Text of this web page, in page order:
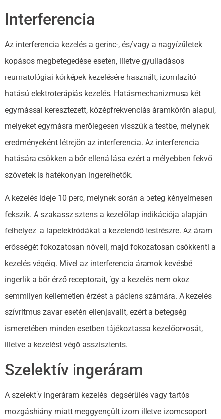
Interferencia
Az interferencia kezelés a gerinc-, és/vagy a nagyízületek
kopásos megbetegedése esetén, illetve gyulladásos
reumatológiai kórképek kezelésére használt, izomlazító
hatású elektroterápiás kezelés. Hatásmechanizmusa két
egymással keresztezett, középfrekvenciás áramkörön alapul,
melyeket egymásra merőlegesen visszük a testbe, melynek
eredményeként létrejön az interferencia. Az interferencia
hatására csökken a bőr ellenállása ezért a mélyebben fekvő
szövetek is hatékonyan ingerelhetők.
A kezelés ideje 10 perc, melynek során a beteg kényelmesen
fekszik. A szakasszisztens a kezelőlap indikációja alapján
felhelyezi a lapelektródákat a kezelendő testrészre. Az áram
erősségét fokozatosan növeli, majd fokozatosan csökkenti a
kezelés végéig. Mivel az interferencia áramok kevésbé
ingerlik a bőr érző receptorait, így a kezelés nem okoz
semmilyen kellemetlen érzést a páciens számára. A kezelés
szívritmus zavar esetén ellenjavallt, ezért a betegség
ismeretében minden esetben tájékoztassa kezelőorvosát,
illetve a kezelést végő asszisztents.
Szelektív ingeráram
A szelektív ingeráram kezelés idegsérülés vagy tartós
mozgáshiány miatt meggyengült izom illetve izomcsoport